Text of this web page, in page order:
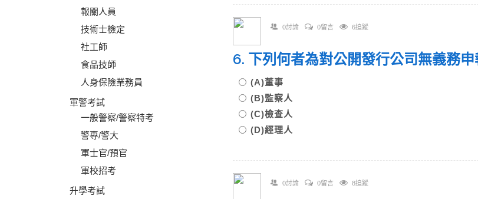
報關人員
技術士檢定
社工師
食品技師
人身保險業務員
軍警考試
一般警察/警察特考
警專/警大
軍士官/預官
軍校招考
升學考試
0討論 0留言 6追蹤
6. 下列何者為對公開發行公司無義務
(A)董事
(B)監察人
(C)檢查人
(D)經理人
0討論 0留言 8追蹤